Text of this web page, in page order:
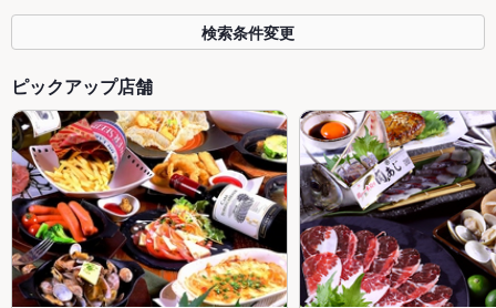
検索条件変更
ピックアップ店舗